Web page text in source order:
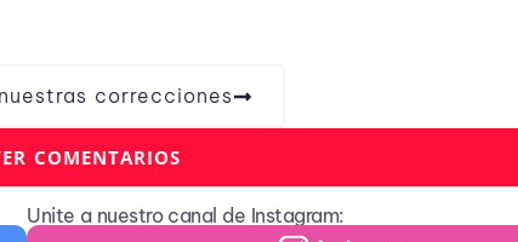
correcciones
COMENTARIOS
Unite a nuestro canal de Instagram: